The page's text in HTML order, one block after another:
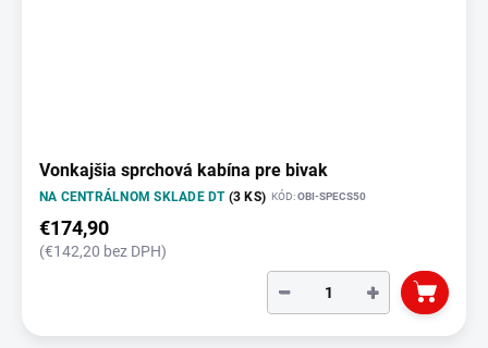
Vonkajšia sprchová kabína pre bivak
NA CENTRÁLNOM SKLADE DT (3 KS) KÓD:OBI-SPECS50
€174,90
(€142,20 bez DPH)
+
−